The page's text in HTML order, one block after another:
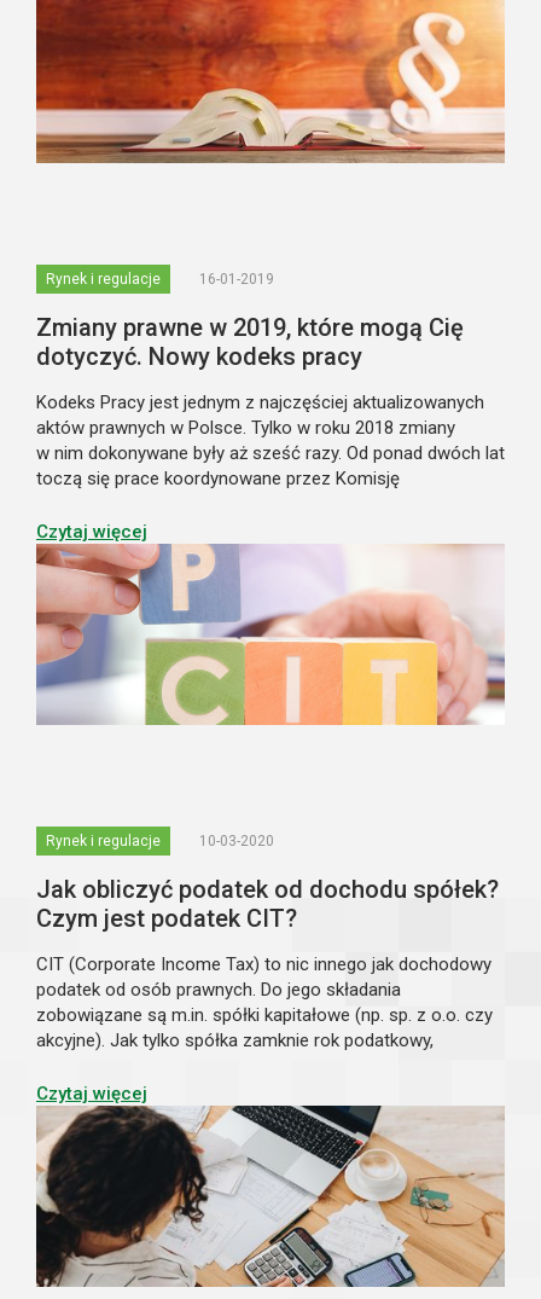
Rynek i regulacje 16-01-2019
Zmiany prawne w 2019, które mogą Cię
dotyczyć. Nowy kodeks pracy
Kodeks Pracy jest jednym z najczęściej aktualizowanych
aktów prawnych w Polsce. Tylko w roku 2018 zmiany
w nim dokonywane były aż sześć razy. Od ponad dwóch lat
toczą się prace koordynowane przez Komisję
zupełnie nowych przepisów w tej kwestii. I...
Czytaj więcej
Rynek i regulacje 10-03-2020
Jak obliczyć podatek od dochodu spółek?
Czym jest podatek CIT?
CIT (Corporate Income Tax) to nic innego jak dochodowy
podatek od osób prawnych. Do jego składania
zobowiązane są m.in. spółki kapitałowe (np. sp. z o.o. czy
akcyjne). Jak tylko spółka zamknie rok podatkowy,
(do 31 marca) złożyć odpowiedni form...
Czytaj więcej